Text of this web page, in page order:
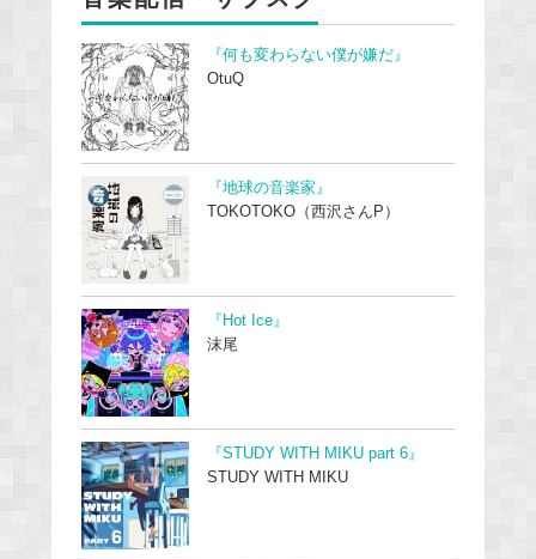
『何も変わらない僕が嫌だ』
OtuQ
『地球の音楽家』
TOKOTOKO（西沢さんP）
『Hot Ice』
沫尾
『STUDY WITH MIKU part 6』
STUDY WITH MIKU